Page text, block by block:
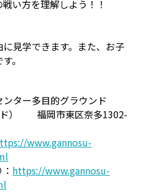
い方を理解しよう！！
見学できます。また、お子
。
ター多目的グラウンド
ド） 福岡市東区奈多1302-
www.gannosu-
https://www.gannosu-